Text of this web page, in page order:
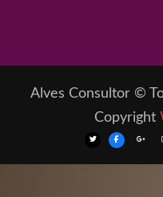
Alves Consultor ©
Copyright